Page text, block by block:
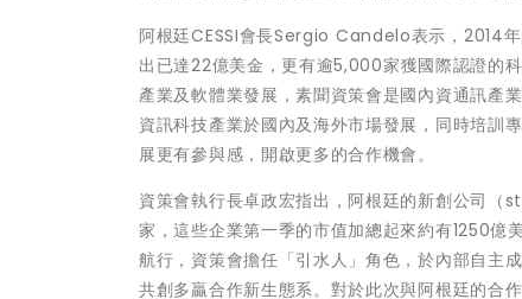
阿根廷CESSI會長Sergio Candelo表示，2014
出已達22億美金，更有逾5,000家獲國際認證的
產業及軟體業發展，素聞資策會是國內資通訊產
資訊科技產業於國內及海外市場發展，同時培訓
展更有參與感，開啟更多的合作機會。
資策會執行長卓政宏指出，阿根廷的新創公司（
家，這些企業第一季的市值加總起來約有1250億
航行，資策會擔任「引水人」角色，於內部自主
共創多贏合作新生態系。對於此次與阿根廷的合